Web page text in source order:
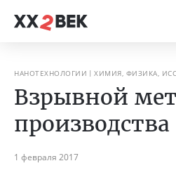
НАНОТЕХНОЛОГИИ ХИМИЯ, ФИЗИКА,
Взрывной
1 февраля 2017